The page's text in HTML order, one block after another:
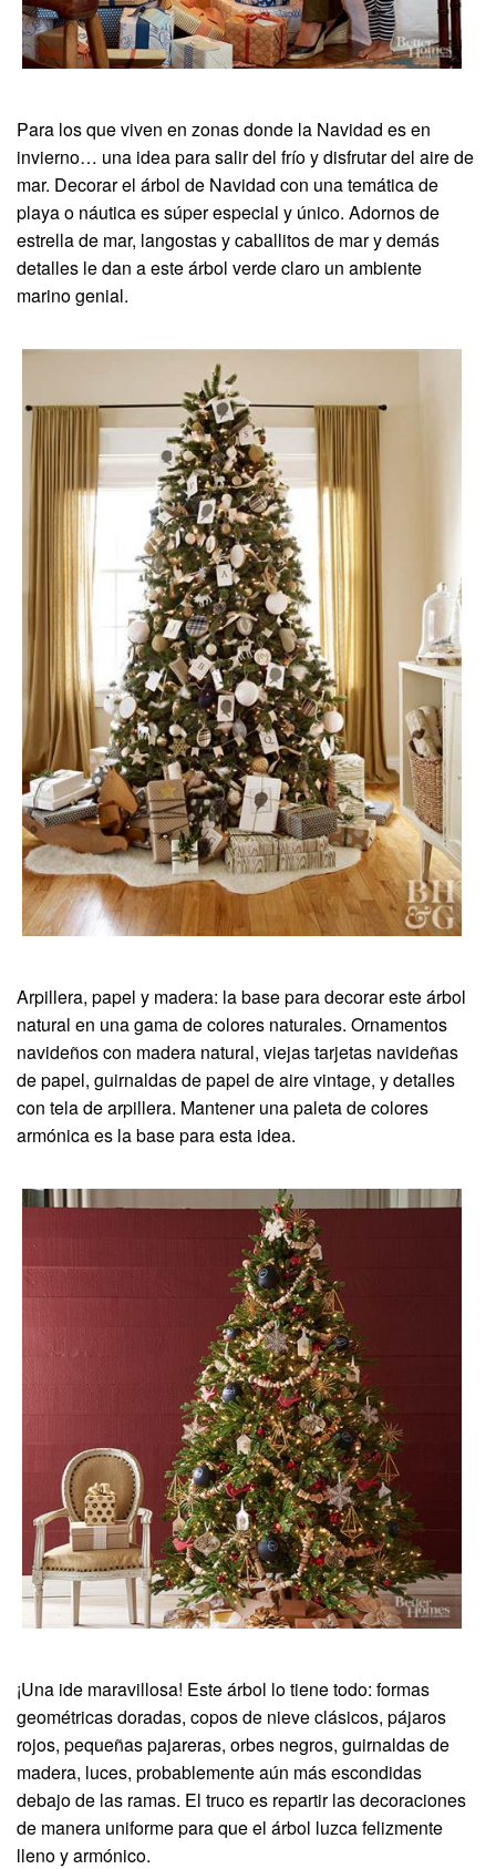
Para los que viven en zonas donde la Navidad es en
invierno… una idea para salir del frío y disfrutar del aire de
mar. Decorar el árbol de Navidad con una temática de
playa o náutica es súper especial y único. Adornos de
estrella de mar, langostas y caballitos de mar y demás
detalles le dan a este árbol verde claro un ambiente
marino genial.
Arpillera, papel y madera: la base para decorar este árbol
natural en una gama de colores naturales. Ornamentos
navideños con madera natural, viejas tarjetas navideñas
de papel, guirnaldas de papel de aire vintage, y detalles
con tela de arpillera. Mantener una paleta de colores
armónica es la base para esta idea.
¡Una ide maravillosa! Este árbol lo tiene todo: formas
geométricas doradas, copos de nieve clásicos, pájaros
rojos, pequeñas pajareras, orbes negros, guirnaldas de
madera, luces, probablemente aún más escondidas
debajo de las ramas. El truco es repartir las decoraciones
de manera uniforme para que el árbol luzca felizmente
lleno y armónico.